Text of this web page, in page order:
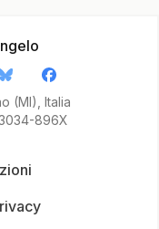
(MI), Italia
896X